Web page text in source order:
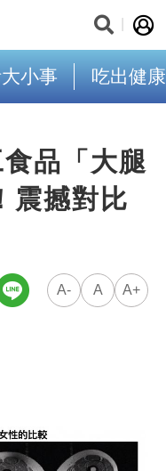
小事 吃出健康
品「大腿
震撼對比
A- A A+